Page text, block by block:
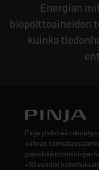
Energian
biopolttoaineiden
kuinka
Pinja yhdistää
vahvan
palveluliiketoimintojen
+30 vuoden